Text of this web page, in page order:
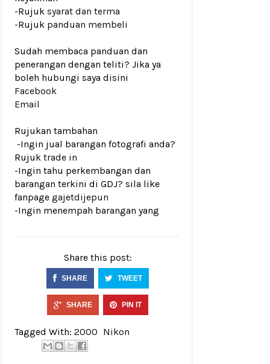
-Rujuk syarat dan terma
-Rujuk panduan membeli
Sudah membaca panduan dan
penerangan dengan teliti? Jika ya
boleh hubungi saya disini
Facebook
Email
Rujukan tambahan
-Ingin jual barangan fotografi anda?
Rujuk trade in
-Ingin tahu perkembangan dan
barangan terkini di GDJ? sila like
fanpage gajetdijepun
-Ingin menempah barangan yang
Share this post:
SHARE TWEET
SHARE PIN IT
Tagged With: 2000 Nikon